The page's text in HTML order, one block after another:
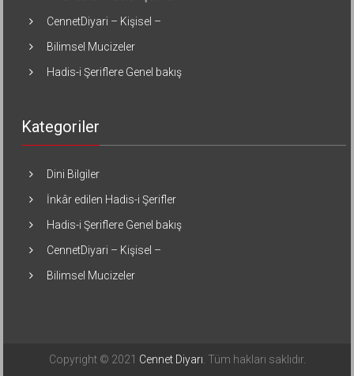
CennetDiyari – Kişisel –
Bilimsel Mucizeler
Hadis-i Şeriflere Genel bakış
Kategoriler
Dini Bilgiler
İnkâr edilen Hadis-i Şerifler
Hadis-i Şeriflere Genel bakış
CennetDiyari – Kişisel –
Bilimsel Mucizeler
Copyright © 2021 Cennet Diyarı . Tüm hakları saklıdır.